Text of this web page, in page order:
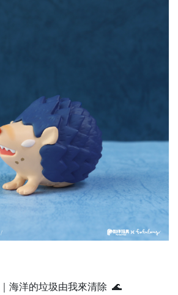
海洋的垃圾由我來清除 🌊